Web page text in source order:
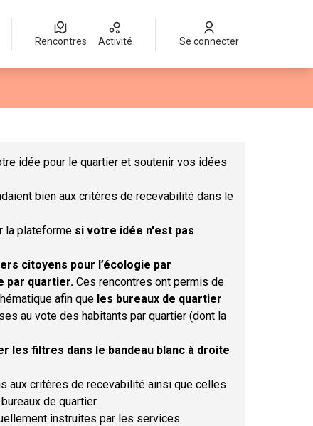
Rencontres Activité Se connecter
idée pour le quartier et soutenir vos idées
bien aux critères de recevabilité dans le
la plateforme si votre idée n'est pas
citoyens pour l’écologie par
par quartier. Ces rencontres ont permis de
afin que les bureaux de quartier
au vote des habitants par quartier (dont la
les filtres dans le bandeau blanc à droite
aux critères de recevabilité ainsi que celles
de quartier.
instruites par les services.